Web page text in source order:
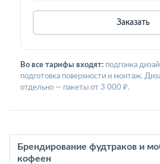
Заказать
Во все тарифы входят: подгонка
подготовка поверхности и монтаж.
отдельно — пакеты от 3 000 ₽.
Брендирование фудтраков и
кофеен